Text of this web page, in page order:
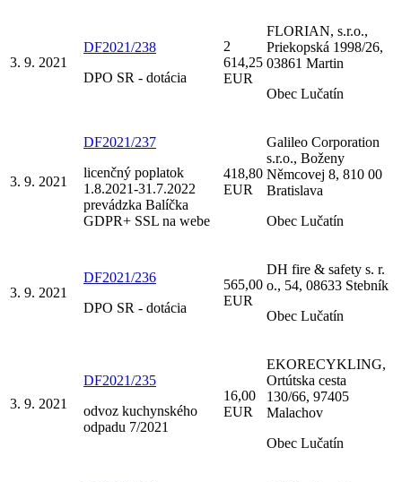
3. 9. 2021
DF2021/238
DPO SR - dotácia
2
614,25
EUR
FLORIAN, s.r.o.,
Priekopská 1998/26,
03861 Martin
Obec Lučatín
3. 9. 2021
DF2021/237
licenčný poplatok
1.8.2021-31.7.2022
prevádzka Balíčka
GDPR+ SSL na webe
418,80
EUR
Galileo Corporation
s.r.o., Boženy
Němcovej 8, 810 00
Bratislava
Obec Lučatín
3. 9. 2021
DF2021/236
DPO SR - dotácia
565,00
EUR
DH fire & safety s. r.
o., 54, 08633 Stebník
Obec Lučatín
3. 9. 2021
DF2021/235
odvoz kuchynského
odpadu 7/2021
16,00
EUR
EKORECYKLING,
Ortútska cesta
130/66, 97405
Malachov
Obec Lučatín